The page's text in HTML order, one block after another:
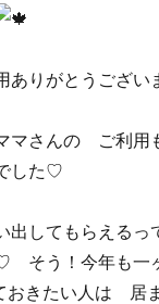
ありがとうござい
マさんの ご利用
した♡
してもらえる
そう！今年も一
きたい人は 居